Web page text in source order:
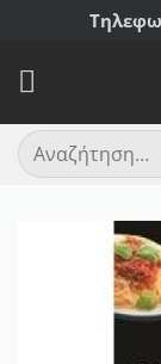
Μετάβαση
περιεχόμενο
Αναζήτηση
για: